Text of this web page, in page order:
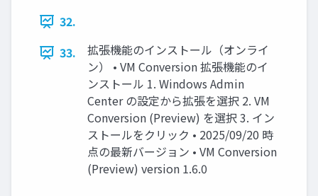
32.
33.
拡張機能のインストール（オンライ
ン） • VM Conversion 拡張機能のイ
ンストール 1. Windows Admin
Center の設定から拡張を選択 2. VM
Conversion (Preview) を選択 3. イン
ストールをクリック • 2025/09/20 時
点の最新バージョン • VM Conversion
(Preview) version 1.6.0